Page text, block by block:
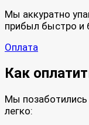
Мы аккуратно
прибыл быстро и
Оплата
Как
Мы
легко: